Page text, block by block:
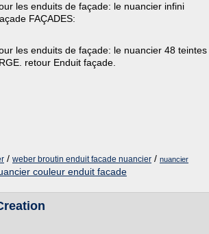
les enduits de façade: le nuancier infini
FAÇADES:
les enduits de façade: le nuancier 48 teintes
retour Enduit façade.
/ weber broutin enduit facade nuancier / nuancier
couleur enduit facade